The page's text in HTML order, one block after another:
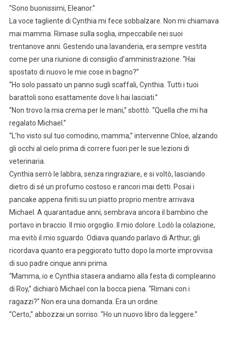
“Sono buonissimi, Eleanor.”
La voce tagliente di Cynthia mi fece sobbalzare. Non mi chiamava
mai mamma. Rimase sulla soglia, impeccabile nei suoi
trentanove anni. Gestendo una lavanderia, era sempre vestita
come per una riunione di consiglio d’amministrazione. “Hai
spostato di nuovo le mie cose in bagno?”
“Ho solo passato un panno sugli scaffali, Cynthia. Tutti i tuoi
barattoli sono esattamente dove li hai lasciati.”
“Non trovo la mia crema per le mani,” sbottò. “Quella che mi ha
regalato Michael.”
“L’ho visto sul tuo comodino, mamma,” intervenne Chloe, alzando
gli occhi al cielo prima di correre fuori per le sue lezioni di
veterinaria.
Cynthia serrò le labbra, senza ringraziare, e si voltò, lasciando
dietro di sé un profumo costoso e rancori mai detti. Posai i
pancake appena finiti su un piatto proprio mentre arrivava
Michael. A quarantadue anni, sembrava ancora il bambino che
portavo in braccio. Il mio orgoglio. Il mio dolore. Lodò la colazione,
ma evitò il mio sguardo. Odiava quando parlavo di Arthur; gli
ricordava quanto era peggiorato tutto dopo la morte improvvisa
di suo padre cinque anni prima.
“Mamma, io e Cynthia stasera andiamo alla festa di compleanno
di Roy,” dichiarò Michael con la bocca piena. “Rimani con i
ragazzi?” Non era una domanda. Era un ordine.
“Certo,” abbozzai un sorriso. “Ho un nuovo libro da leggere.”